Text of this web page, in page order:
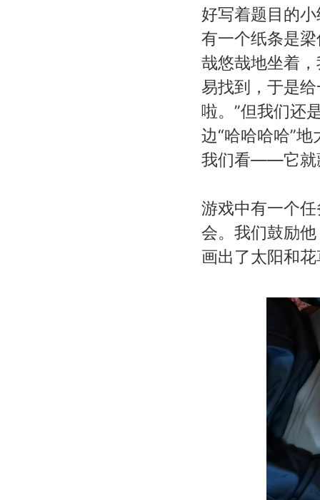
好写着题目的
有一个纸条是
哉悠哉地坐着
易找到，于是
啦。”但我们还
边“哈哈哈哈”
我们看——它就
游戏中有一个
会。我们鼓励
画出了太阳和